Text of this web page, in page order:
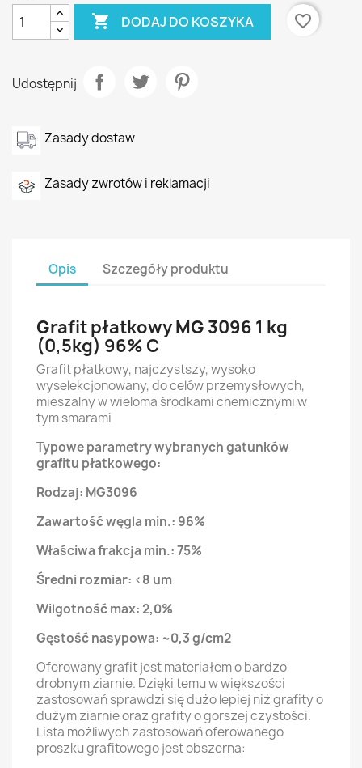
 DODAJ DO KOSZYKA favorite_border
Udostępnij
Zasady dostaw
Zasady zwrotów i reklamacji
Opis Szczegóły produktu
Grafit płatkowy MG 3096 1 kg
(0,5kg) 96% C
Grafit płatkowy, najczystszy, wysoko
wyselekcjonowany, do celów przemysłowych,
mieszalny w wieloma środkami chemicznymi w
tym smarami
Typowe parametry wybranych gatunków
grafitu płatkowego:
Rodzaj: MG3096
Zawartość węgla min.: 96%
Właściwa frakcja min.: 75%
Średni rozmiar: <8 um
Wilgotność max: 2,0%
Gęstość nasypowa: ~0,3 g/cm2
Oferowany grafit jest materiałem o bardzo
drobnym ziarnie. Dzięki temu w większości
zastosowań sprawdzi się dużo lepiej niż grafity o
dużym ziarnie oraz grafity o gorszej czystości.
Lista możliwych zastosowań oferowanego
proszku grafitowego jest obszerna: